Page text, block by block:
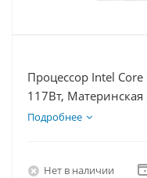
Процессор Intel
117Вт, Материнская
Видеокарта RTX
Подробнее
Нет в наличии